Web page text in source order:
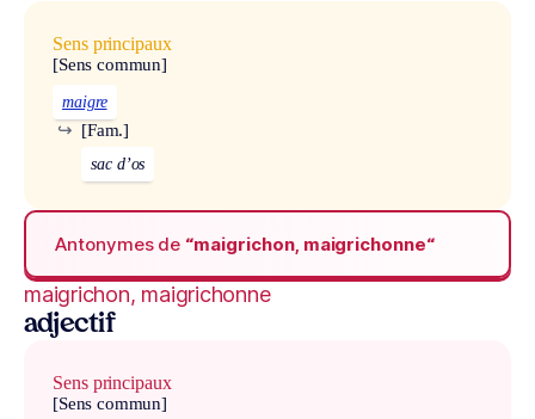
Sens principaux
[Sens commun]
maigre
[Fam.]
↪
sac d’os
Antonymes de “maigrichon, maigrichonne“
maigrichon, maigrichonne
adjectif
Sens principaux
[Sens commun]